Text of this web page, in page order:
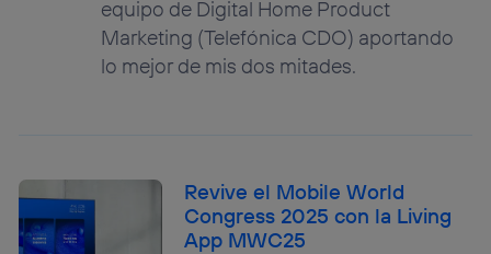
equipo de Digital Home Product
Marketing (Telefónica CDO) aportando
lo mejor de mis dos mitades.
Revive el Mobile World
Congress 2025 con la Living
App MWC25